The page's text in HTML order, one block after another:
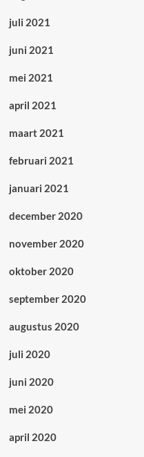
juli 2021
juni 2021
mei 2021
april 2021
maart 2021
februari 2021
januari 2021
december 2020
november 2020
oktober 2020
september 2020
augustus 2020
juli 2020
juni 2020
mei 2020
april 2020